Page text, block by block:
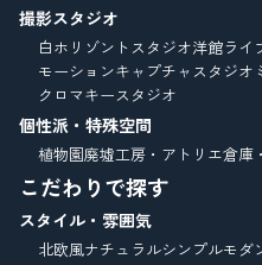
撮影スタジオ
白ホリゾントスタジオ洋館ライ
モーションキャプチャスタジオ
クロマキースタジオ
個性派・特殊空間
植物園廃墟工房・アトリエ倉庫
こだわりで探す
スタイル・雰囲気
北欧風ナチュラルシンプルモダ